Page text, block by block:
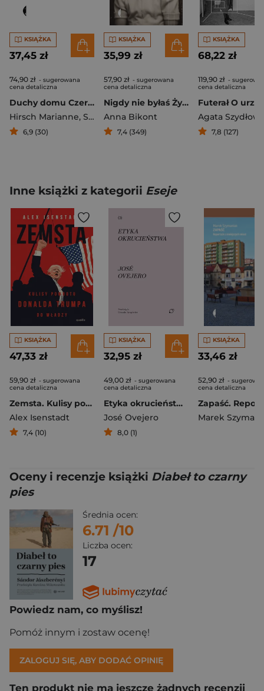
KSIĄŻKA
37,45 zł
74,90 zł - sugerowana
cena detaliczna
Duchy domu Czerniowce w żydowskiej pamięci
Hirsch Marianne, Spitzer Leo
6,9 (30)
KSIĄŻKA
35,99 zł
57,90 zł - sugerowana
cena detaliczna
Nigdy nie byłaś Żydówką Sześć opowieści o dziewczynkach w ukryciu
Anna Bikont
7,4 (349)
KSIĄŻKA
68,22 zł
119,90 zł -
cena detaliczna
Agata
7,8 (127)
Inne książki z kategorii Eseje
KSIĄŻKA
47,33 zł
59,90 zł - sugerowana
cena detaliczna
Zemsta. Kulisy powrotu Donalda Trumpa do władzy
Alex Isenstadt
7,4 (10)
KSIĄŻKA
32,95 zł
49,00 zł - sugerowana
cena detaliczna
Etyka okrucieństwa
José Ovejero
8,0 (1)
KSIĄŻKA
33,46 zł
52,90 zł -
cena detaliczna
Marek
Oceny i recenzje książki Diabeł to czarny
pies
Średnia ocen:
6.71 /10
Liczba ocen:
17
Powiedz nam, co myślisz!
Pomóż innym i zostaw ocenę!
ZALOGUJ SIĘ, ABY DODAĆ OPINIĘ
Ten produkt nie ma jeszcze żadnych recenzji